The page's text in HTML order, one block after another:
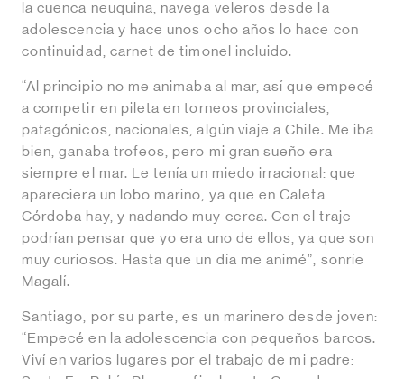
la cuenca neuquina, navega veleros desde la
adolescencia y hace unos ocho años lo hace con
continuidad, carnet de timonel incluido.
“Al principio no me animaba al mar, así que empecé
a competir en pileta en torneos provinciales,
patagónicos, nacionales, algún viaje a Chile. Me iba
bien, ganaba trofeos, pero mi gran sueño era
siempre el mar. Le tenía un miedo irracional: que
apareciera un lobo marino, ya que en Caleta
Córdoba hay, y nadando muy cerca. Con el traje
podrían pensar que yo era uno de ellos, ya que son
muy curiosos. Hasta que un día me animé”, sonríe
Magalí.
Santiago, por su parte, es un marinero desde joven:
“Empecé en la adolescencia con pequeños barcos.
Viví en varios lugares por el trabajo de mi padre: